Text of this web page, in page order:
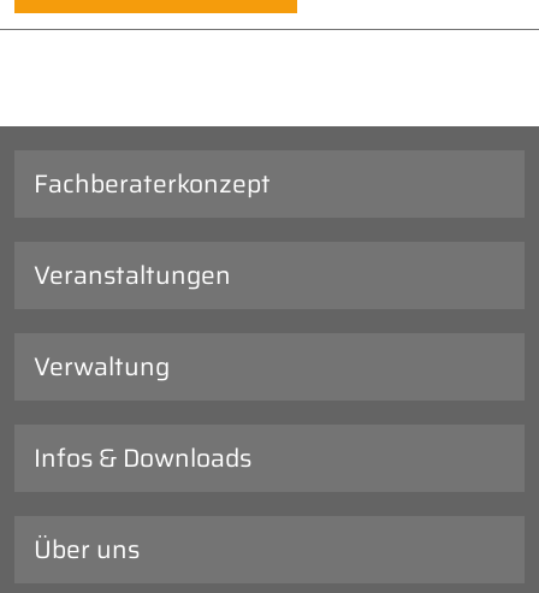
Fachberaterkonzept
Veranstaltungen
Verwaltung
Infos & Downloads
Über uns